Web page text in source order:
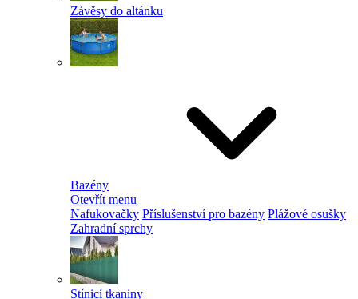
Závěsy do altánku
Bazény
Otevřít menu
Nafukovačky Příslušenství pro bazény Plážové osušky
Zahradní sprchy
Stínicí tkaniny